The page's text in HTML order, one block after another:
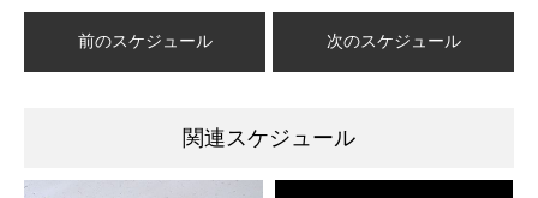
前のスケジュール 次のスケジュール
関連スケジュール